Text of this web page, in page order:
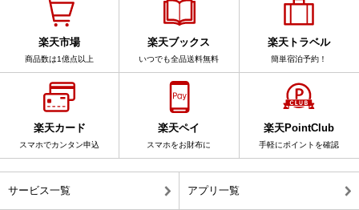
楽天市場
商品数は1億点以上
楽天ブックス
いつでも全品送料無料
楽天トラベル
簡単宿泊予約！
楽天カード
スマホでカンタン申込
楽天ペイ
スマホをお財布に
楽天PointClub
手軽にポイントを確認
サービス一覧 アプリ一覧